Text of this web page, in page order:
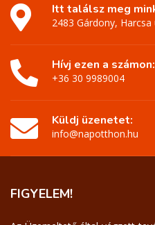
Itt találsz meg
2483 Gárdony, Harcsa
Hívj ezen a számon:
+36 30 9989004
Küldj üzenetet:
info@napotthon.hu
FIGYELEM!